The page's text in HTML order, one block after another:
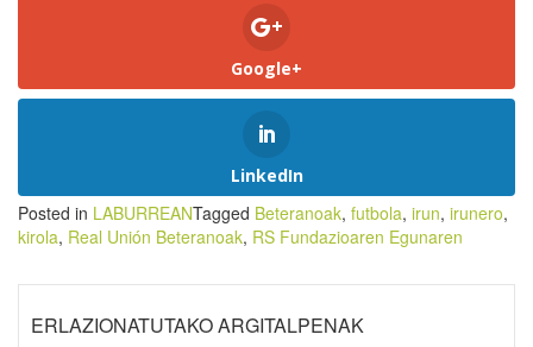
Google+
LinkedIn
Posted in LABURREANTagged Beteranoak, futbola, irun, irunero,
kirola, Real Unión Beteranoak, RS Fundazioaren Egunaren
ERLAZIONATUTAKO ARGITALPENAK